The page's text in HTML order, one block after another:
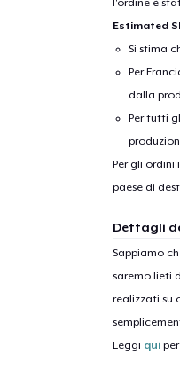
l'ordine è
Estimated
Si stima
Per
dalla
Per tutti
Per gli
paese di
Dettagli
Sappiamo
saremo lieti
realizzati su
Leggi quiper